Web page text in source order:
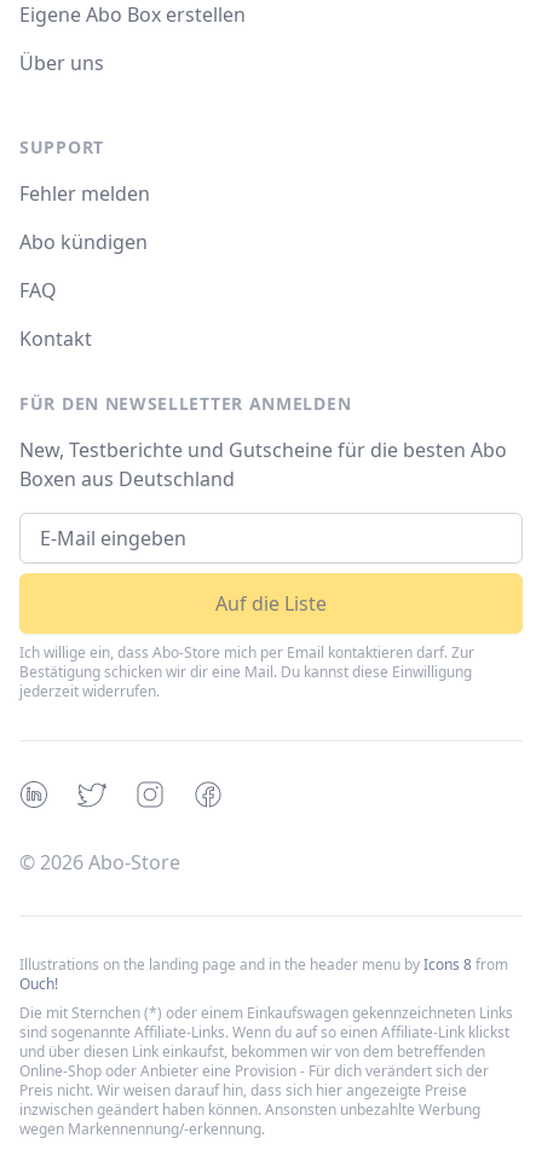
Eigene Abo Box erstellen
Über uns
SUPPORT
Fehler melden
Abo kündigen
FAQ
Kontakt
FÜR DEN NEWSELLETTER ANMELDEN
New, Testberichte und Gutscheine für die besten Abo
Boxen aus Deutschland
Auf die Liste
Ich willige ein, dass Abo-Store mich per Email kontaktieren darf. Zur
Bestätigung schicken wir dir eine Mail. Du kannst diese Einwilligung
jederzeit widerrufen.
LinkedinTwitterInstagramFacebook
© 2026Abo-Store
Illustrations on the landing page and in the header menu byIcons 8from
Ouch!
Die mit Sternchen (*) oder einem Einkaufswagen gekennzeichneten Links
sind sogenannte Affiliate-Links. Wenn du auf so einen Affiliate-Link klickst
und über diesen Link einkaufst, bekommen wir von dem betreffenden
Online-Shop oder Anbieter eine Provision - Für dich verändert sich der
Preis nicht. Wir weisen darauf hin, dass sich hier angezeigte Preise
inzwischen geändert haben können. Ansonsten unbezahlte Werbung
wegen Markennennung/-erkennung.